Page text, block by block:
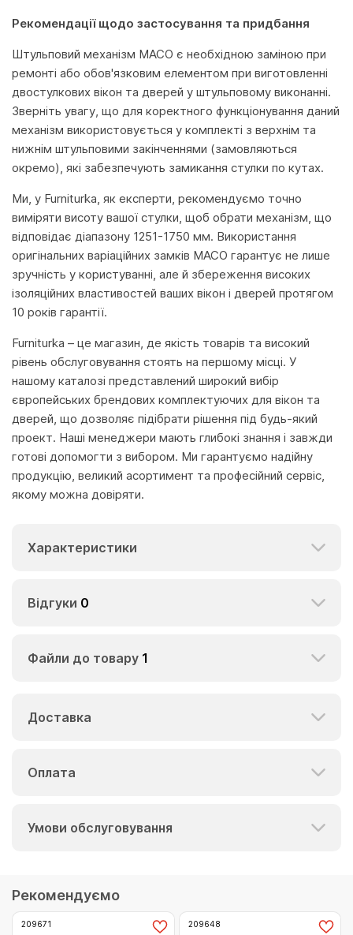
Рекомендації щодо застосування та придбання
Штульповий механізм MACO є необхідною заміною при
ремонті або обов'язковим елементом при виготовленні
двостулкових вікон та дверей у штульповому виконанні.
Зверніть увагу, що для коректного функціонування даний
механізм використовується у комплекті з верхнім та
нижнім штульповими закінченнями (замовляються
окремо), які забезпечують замикання стулки по кутах.
Ми, у Furniturka, як експерти, рекомендуємо точно
виміряти висоту вашої стулки, щоб обрати механізм, що
відповідає діапазону 1251-1750 мм. Використання
оригінальних варіаційних замків MACO гарантує не лише
зручність у користуванні, але й збереження високих
ізоляційних властивостей ваших вікон і дверей протягом
10 років гарантії.
Furniturka – це магазин, де якість товарів та високий
рівень обслуговування стоять на першому місці. У
нашому каталозі представлений широкий вибір
європейських брендових комплектуючих для вікон та
дверей, що дозволяє підібрати рішення під будь-який
проект. Наші менеджери мають глибокі знання і завжди
готові допомогти з вибором. Ми гарантуємо надійну
продукцію, великий асортимент та професійний сервіс,
якому можна довіряти.
Характеристики
Відгуки 0
Файли до товару 1
Доставка
Оплата
Умови обслуговування
Рекомендуємо
209671 209648